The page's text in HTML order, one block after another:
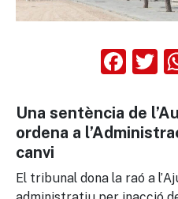
Una sentència de
ordena a
canvi
El tribunal dona la raó a